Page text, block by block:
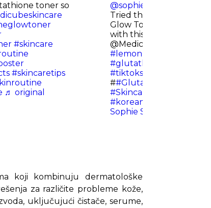
toner so
#skincare
#skincaretips
♬ original
@sophiestrange
Tried the Medicube
Glow Toner and here’s
with this lemon milk
@Medicube Global
#lemonmilktoner
#glutathione
#tiktokshopnewarrivals
##GlutathioneGlow
#SkincareReview
#koreanskincare
Sophie Skincare &
koji kombinuju dermatološke
za različite probleme kože,
uključujući čistače, serume,